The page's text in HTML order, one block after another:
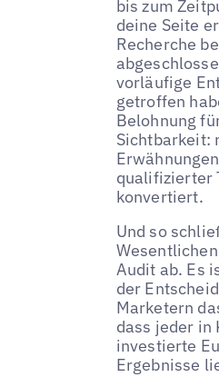
bis zum
deine Seite
Recherche
vorläufige
getroffen
Belohnung
Sichtbarkeit:
qualifizierter
konvertiert.
Und so
Audit ab. Es
der
Marketern
dass jeder in
investierte
Ergebnisse